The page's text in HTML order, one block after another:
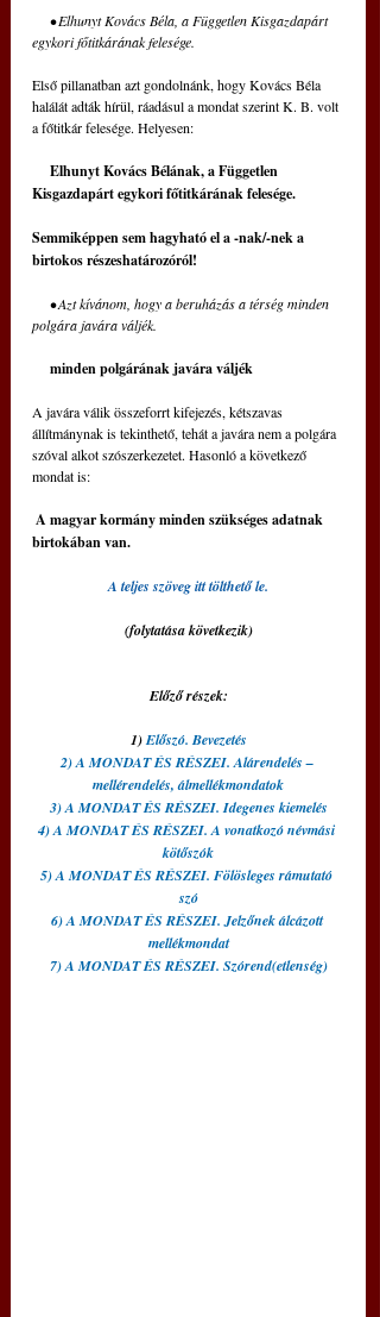
egykori főtitkárának felesége.
Első pillanatban azt gondolnánk, hogy Kovács Béla
halálát adták hírül, ráadásul a mondat szerint K. B. volt
a főtitkár felesége. Helyesen:
Kisgazdapárt egykori főtitkárának felesége.
Semmiképpen sem hagyható el a -nak/-nek a
birtokos részes­határozóról!
polgára javára váljék.
     minden polgárának javára váljék
A javára válik összeforrt kifejezés, kétszavas
állítmánynak is tekinthető, tehát a javára nem a polgára
szóval alkot szószerkezetet. Hasonló a következő
mondat is:
A magyar kormány minden szükséges adatnak
birtokában van.
A teljes szöveg itt tölthető le.
(folytatása következik)
Előző részek:
1) Előszó. Bevezetés
2) A MONDAT ÉS RÉSZEI. Alárendelés –
mellérendelés, álmellékmondatok
3) A MONDAT ÉS RÉSZEI. Idegenes kiemelés
4) A MONDAT ÉS RÉSZEI. A vonatkozó névmási
kötőszók
5) A MONDAT ÉS RÉSZEI. Fölösleges rámutató
szó
6) A MONDAT ÉS RÉSZEI. Jelzőnek álcázott
mellékmondat
7) A MONDAT ÉS RÉSZEI. Szórend(etlenség)